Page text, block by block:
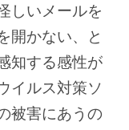
しいメールを
開かない、と
知する感性が
イルス対策ソ
被害にあうの